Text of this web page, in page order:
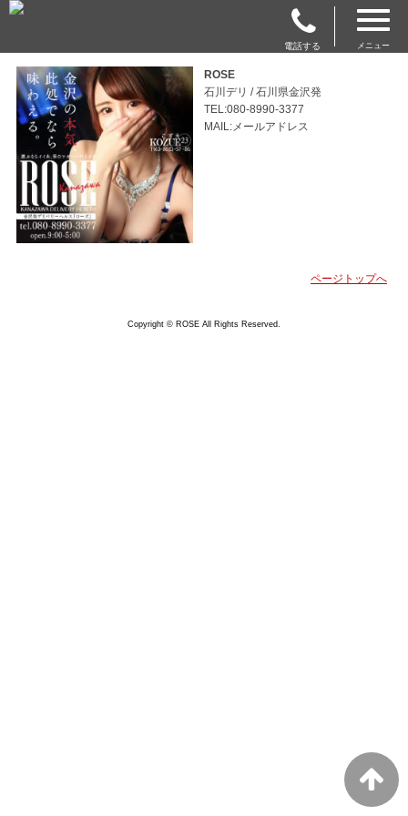
電話する メニュー
ROSE
石川デリ / 石川県金沢発
TEL:080-8990-3377
MAIL:メールアドレス
ページトップへ
Copyright © ROSE All Rights Reserved.